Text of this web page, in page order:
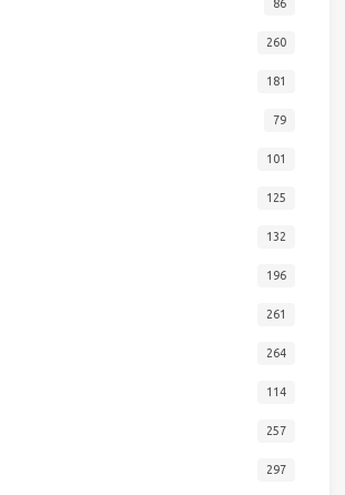
86
260
181
79
101
125
132
196
261
264
114
257
297